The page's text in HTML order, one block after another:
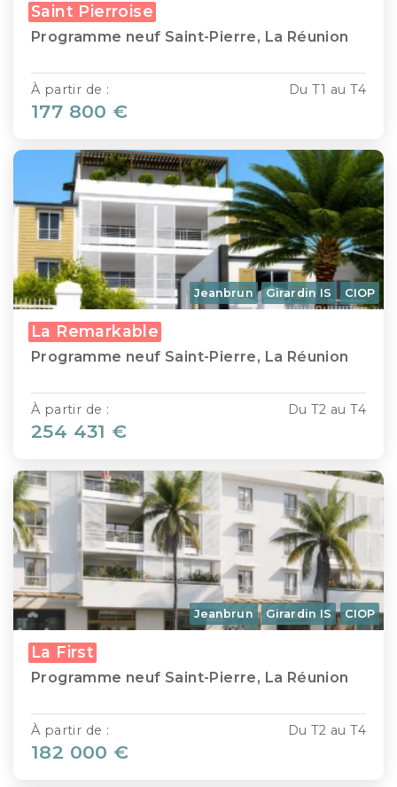
Saint Pierroise
Programme neuf Saint-Pierre, La Réunion
Du T1 au T4
À partir de :
177 800 €
Jeanbrun Girardin IS CIOP
La Remarkable
Programme neuf Saint-Pierre, La Réunion
Du T2 au T4
À partir de :
254 431 €
Jeanbrun Girardin IS CIOP
La First
Programme neuf Saint-Pierre, La Réunion
Du T2 au T4
À partir de :
182 000 €